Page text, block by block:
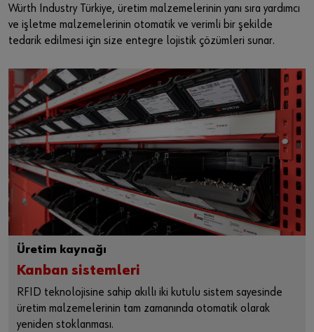
Şimdi Kaydol
Entegre Yönetim Sistemi Politikamız
Ticari Bilgiler
Würth Industry Türkiye, üretim malzemelerinin yanı sıra yardımcı
ve işletme malzemelerinin otomatik ve verimli bir şekilde
tedarik edilmesi için size entegre lojistik çözümleri sunar.
Üretim kaynağı
Kanban sistemleri
RFID teknolojisine sahip akıllı iki kutulu sistem sayesinde
üretim malzemelerinin tam zamanında otomatik olarak
yeniden stoklanması.